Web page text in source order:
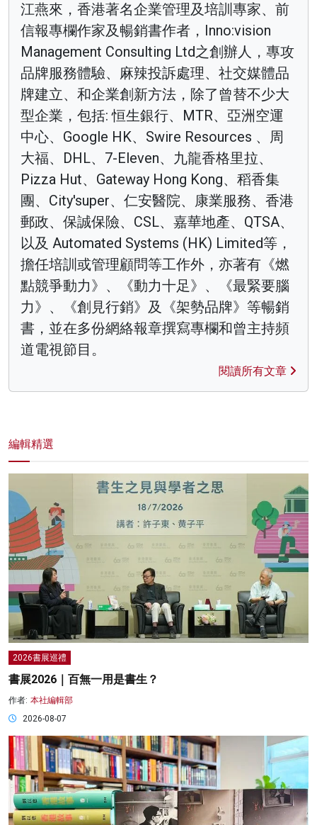
江燕來，香港著名企業管理及培訓專家、前
信報專欄作家及暢銷書作者，Inno:vision
Management Consulting Ltd之創辦人，專攻
品牌服務體驗、麻辣投訴處理、社交媒體品
牌建立、和企業創新方法，除了曾替不少大
型企業，包括: 恒生銀行、MTR、亞洲空運
中心、Google HK、Swire Resources 、周
大福、DHL、7-Eleven、九龍香格里拉、
Pizza Hut、Gateway Hong Kong、稻香集
團、City'super、仁安醫院、康業服務、香港
郵政、保誠保險、CSL、嘉華地產、QTSA、
以及 Automated Systems (HK) Limited等，
擔任培訓或管理顧問等工作外，亦著有《燃
點競爭動力》、《動力十足》、《最緊要腦
力》、《創見行銷》及《架勢品牌》等暢銷
書，並在多份網絡報章撰寫專欄和曾主持頻
道電視節目。
閱讀所有文章
編輯精選
2026書展巡禮
書展2026｜百無一用是書生？
作者: 本社編輯部
2026-08-07